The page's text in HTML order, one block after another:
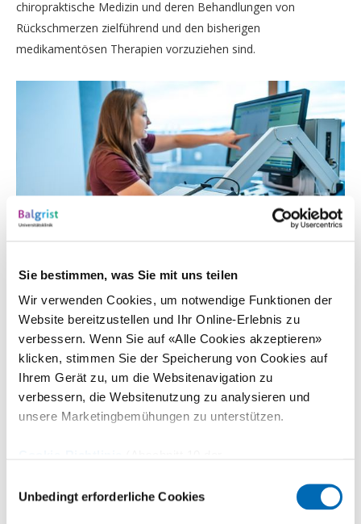
Sie bestimmen, was Sie mit uns teilen
Wir verwenden Cookies, um notwendige Funktionen der
Website bereitzustellen und Ihr Online-Erlebnis zu
verbessern. Wenn Sie auf «Alle Cookies akzeptieren»
klicken, stimmen Sie der Speicherung von Cookies auf
Ihrem Gerät zu, um die Websitenavigation zu
verbessern, die Websitenutzung zu analysieren und
unsere Marketingbemühungen zu unterstützen.
Unbedingt erforderliche Cookies
chiropraktische Medizin und deren Behandlungen von
Rückschmerzen zielführend und den bisherigen
medikamentösen Therapien vorzuziehen sind.
Wer zahlt?
Seit 1964 gehört die Chiropraktik in der Schweiz zu den
Pflichtleistungen der gesetzlichen Krankenversicherung und ist
von allen Krankenkassen anerkannt. Auch die
Unfallversicherungen, die Militärversicherung und die
Sie brauchen normalerweise keine Überweisung Ihrer Ärztin